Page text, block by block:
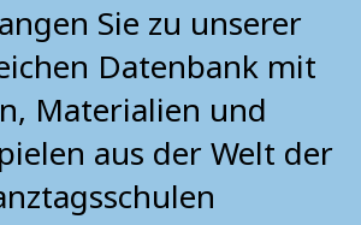
Sie zu unserer
Datenbank mit
Materialien und
aus der Welt der